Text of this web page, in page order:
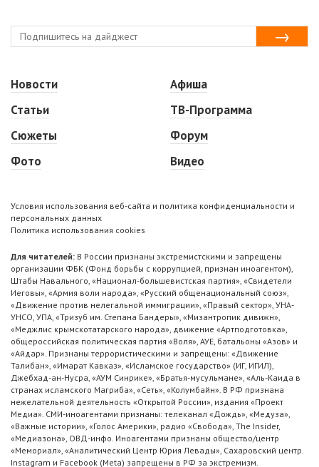
Новости
Статьи
Сюжеты
Фото
Афиша
ТВ-Программа
Форум
Видео
Условия использования веб-сайта и политика конфиденциальности и
персональных данных
Политика использования cookies
Для читателей: В России признаны экстремистскими и запрещены
организации ФБК (Фонд борьбы с коррупцией, признан иноагентом),
Штабы Навального, «Национал-большевистская партия», «Свидетели
Иеговы», «Армия воли народа», «Русский общенациональный союз»,
«Движение против нелегальной иммиграции», «Правый сектор», УНА-
УНСО, УПА, «Тризуб им. Степана Бандеры», «Мизантропик дивижн»,
«Меджлис крымскотатарского народа», движение «Артподготовка»,
общероссийская политическая партия «Воля», АУЕ, батальоны «Азов» и
«Айдар». Признаны террористическими и запрещены: «Движение
Талибан», «Имарат Кавказ», «Исламское государство» (ИГ, ИГИЛ),
Джебхад-ан-Нусра, «АУМ Синрике», «Братья-мусульмане», «Аль-Каида в
странах исламского Магриба», «Сеть», «Колумбайн». В РФ признана
нежелательной деятельность «Открытой России», издания «Проект
Медиа». СМИ-иноагентами признаны: телеканал «Дождь», «Медуза»,
«Важные истории», «Голос Америки», радио «Свобода», The Insider,
«Медиазона», ОВД-инфо. Иноагентами признаны общество/центр
«Мемориал», «Аналитический Центр Юрия Левады», Сахаровский центр.
Instagram и Facebook (Metа) запрещены в РФ за экстремизм.